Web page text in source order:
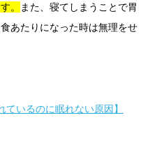
。
また、寝てしまうことで胃
あたりになった時は無理をせ
いるのに眠れない原因】